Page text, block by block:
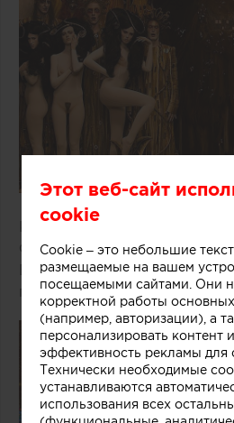
Климт вдохновляет
Фотограф Инге Прадер
Венского сецессиона,
персонажи Густава Климта
Этот веб-сайт
cookie
Cookie – это небольшие
размещаемые на вашем
посещаемыми сайтами. Они
корректной работы
(например, авторизации), а
персонализировать контент
эффективность рекламы для
Технически необходимые
устанавливаются
использования всех